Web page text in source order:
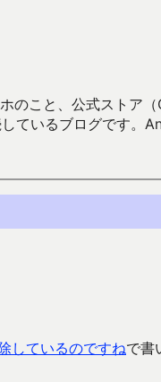
のこと、公式ストア
ているブログです
しているのですねで書